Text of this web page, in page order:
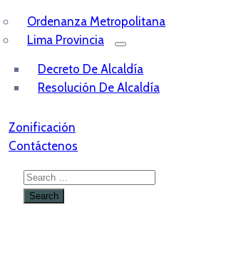
Ordenanza Metropolitana
Lima Provincia
Decreto De Alcaldía
Resolución De Alcaldía
Zonificación
Contáctenos